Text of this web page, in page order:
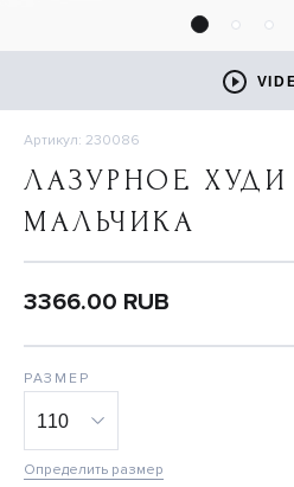
Артикул: 230086
ЛАЗУРНОЕ
МАЛЬЧИКА
3366.00 RUB
РАЗМЕР
Определить размер